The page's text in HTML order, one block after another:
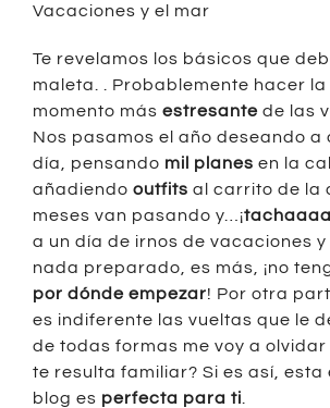
Vacaciones y el mar
Te revelamos los básicos que
maleta. . Probablemente hacer la
momento más estresante de las
Nos pasamos el año deseando a
día, pensando mil planes en la
añadiendo outfits al carrito de la
meses van pasando y…¡
a un día de irnos de vacaciones y
nada preparado, es más, ¡no
por dónde empezar! Por otra
es indiferente las vueltas que le
de todas formas me voy a
te resulta familiar? Si es así, esta
blog es perfecta para ti